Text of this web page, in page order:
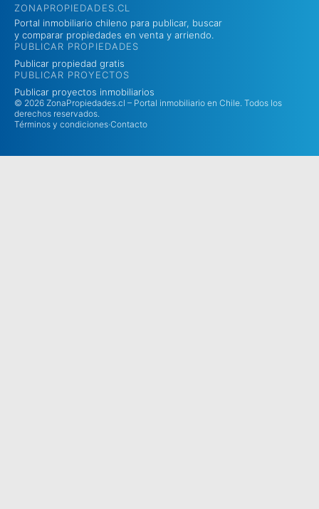
ZONAPROPIEDADES.CL
Portal inmobiliario chileno para publicar, buscar
y comparar propiedades en venta y arriendo.
PUBLICAR PROPIEDADES
Publicar propiedad gratis
PUBLICAR PROYECTOS
Publicar proyectos inmobiliarios
© 2026 ZonaPropiedades.cl – Portal inmobiliario en Chile. Todos los
derechos reservados.
Términos y condiciones·Contacto